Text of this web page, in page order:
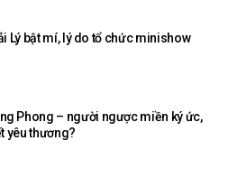
Lý bật mí, lý do tổ chức minishow
Phong – người ngược miền ký ức,
yêu thương?